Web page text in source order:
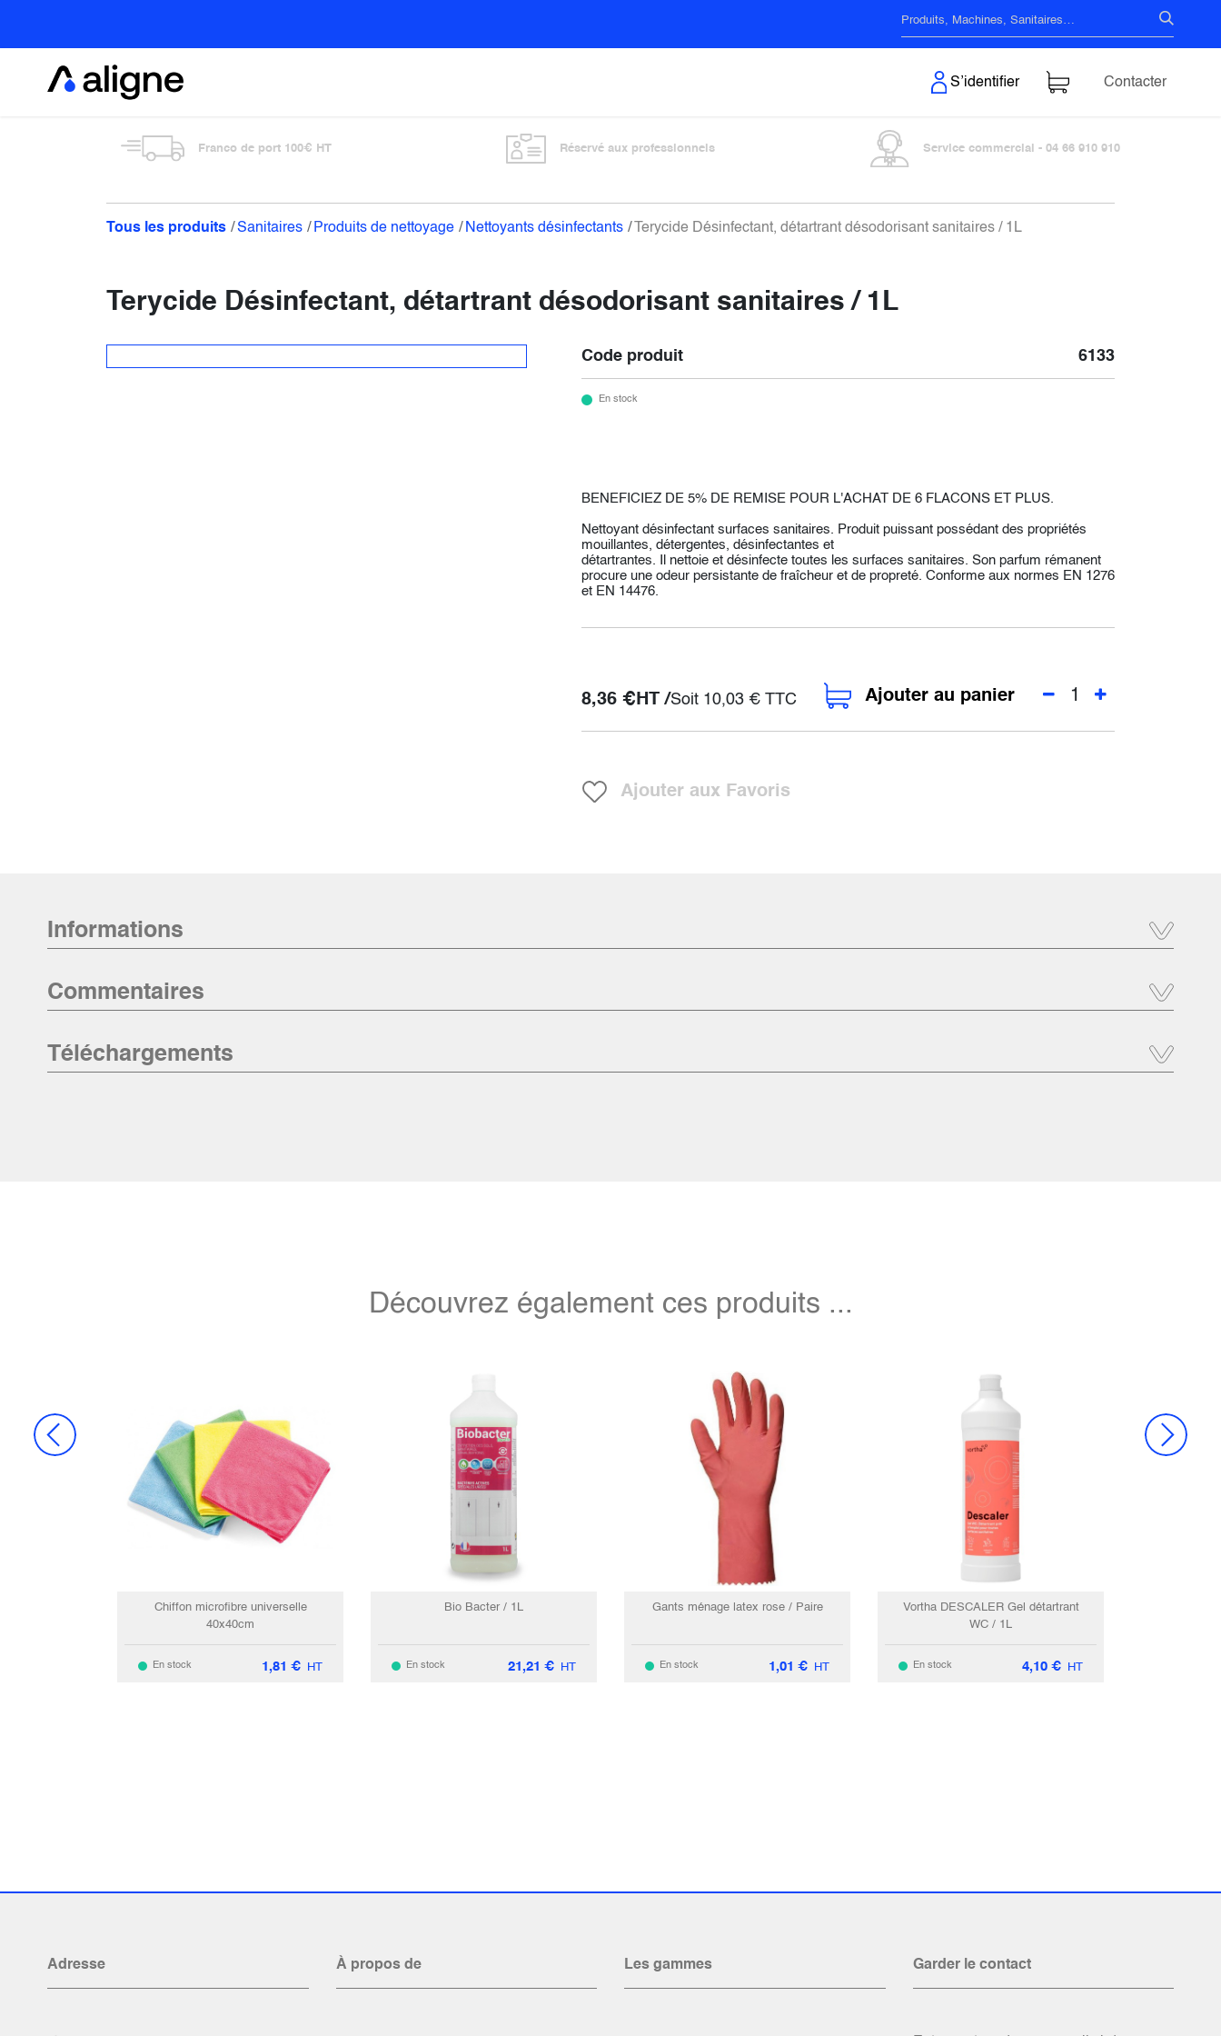
S’identifier Contacter
Franco de port 100€ HT Réservé aux professionnels Service commercial - 04 66 910 910
Tous les produits Sanitaires Produits de nettoyage Nettoyants désinfectants Terycide Désinfectant, détartrant désodorisant sanitaires / 1L
Terycide Désinfectant, détartrant désodorisant sanitaires / 1L
Code produit 6133
En stock
BENEFICIEZ DE 5% DE REMISE POUR L'ACHAT DE 6 FLACONS ET PLUS.
Nettoyant désinfectant surfaces sanitaires. Produit puissant possédant des propriétés
mouillantes, détergentes, désinfectantes et
détartrantes. Il nettoie et désinfecte toutes les surfaces sanitaires. Son parfum rémanent
procure une odeur persistante de fraîcheur et de propreté. Conforme aux normes EN 1276
et EN 14476.
8,36€ HT /Soit 10,03€TTC Ajouter au panier
Ajouter aux Favoris
Informations
Commentaires
Téléchargements
Découvrez également ces produits ...
Chiffon microfibre universelle
40x40cm
En stock 1,81 € HT
Bio Bacter / 1L
En stock 21,21 € HT
Gants ménage latex rose / Paire
En stock 1,01 € HT
Vortha DESCALER Gel détartrant
WC / 1L
En stock 4,10 € HT
Adresse À propos de Les gammes Garder le contact